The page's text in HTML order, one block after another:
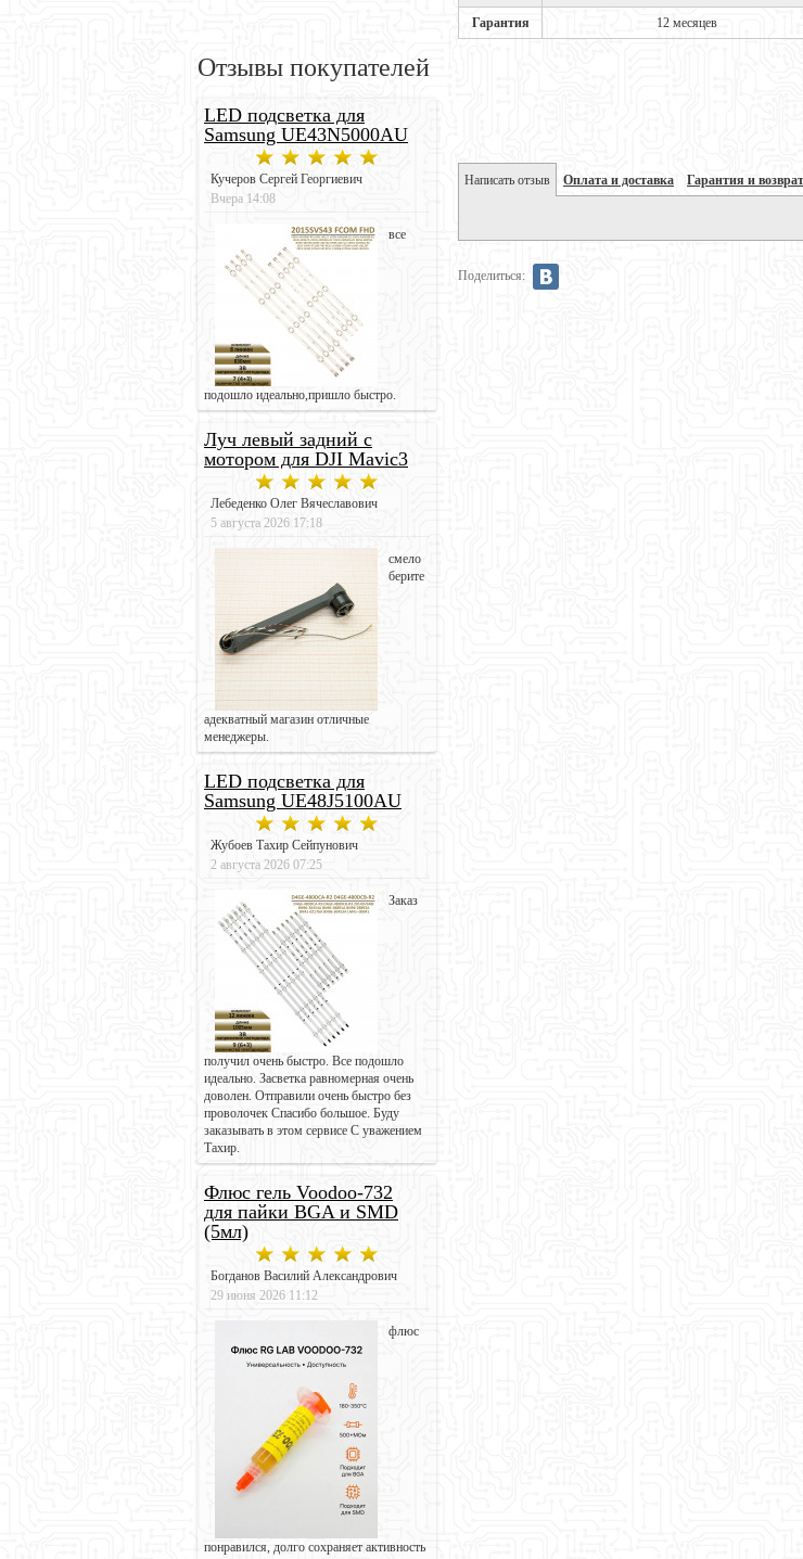
Отзывы покупателей
LED подсветка для
Samsung UE43N5000AU
Кучеров Сергей Георгиевич
Вчера 14:08
все
подошло идеально,пришло быстро.
Луч левый задний с
мотором для DJI Mavic3
Лебеденко Олег Вячеславович
5 августа 2026 17:18
смело
берите
адекватный магазин отличные
менеджеры.
LED подсветка для
Samsung UE48J5100AU
Жубоев Тахир Сейпунович
2 августа 2026 07:25
Заказ
получил очень быстро. Все подошло
идеально. Засветка равномерная очень
доволен. Отправили очень быстро без
проволочек Спасибо большое. Буду
заказывать в этом сервисе С уважением
Тахир.
Флюс гель Voodoo-732
для пайки BGA и SMD
(5мл)
Богданов Василий Александрович
29 июня 2026 11:12
флюс
понравился, долго сохраняет активность
Гарантия 12 месяцев
Написать отзыв Оплата и доставка Гарантия и возврат
Поделиться: